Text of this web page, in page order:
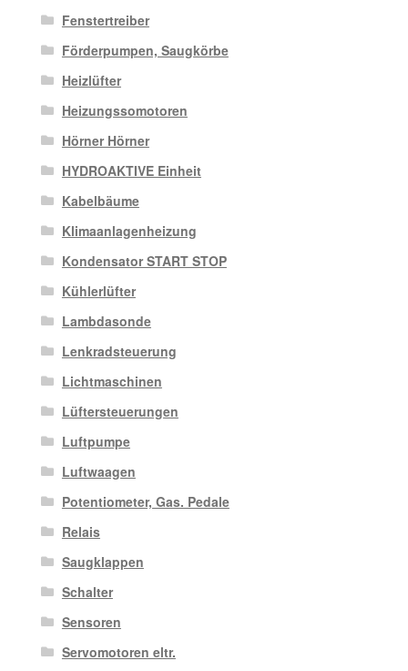
Fenstertreiber
Förderpumpen, Saugkörbe
Heizlüfter
Heizungssomotoren
Hörner Hörner
HYDROAKTIVE Einheit
Kabelbäume
Klimaanlagenheizung
Kondensator START STOP
Kühlerlüfter
Lambdasonde
Lenkradsteuerung
Lichtmaschinen
Lüftersteuerungen
Luftpumpe
Luftwaagen
Potentiometer, Gas. Pedale
Relais
Saugklappen
Schalter
Sensoren
Servomotoren eltr.